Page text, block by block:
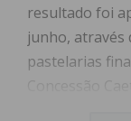
resultado foi
junho, através
pastelarias